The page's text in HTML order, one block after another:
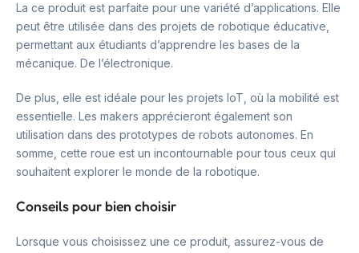
La ce produit est parfaite pour une variété d’applications. Elle
peut être utilisée dans des projets de robotique éducative,
permettant aux étudiants d’apprendre les bases de la
mécanique. De l’électronique.
De plus, elle est idéale pour les projets IoT, où la mobilité est
essentielle. Les makers apprécieront également son
utilisation dans des prototypes de robots autonomes. En
somme, cette roue est un incontournable pour tous ceux qui
souhaitent explorer le monde de la robotique.
Conseils pour bien choisir
Lorsque vous choisissez une ce produit, assurez-vous de